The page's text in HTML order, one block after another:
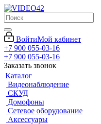
ВойтиМой кабинет
+7 900 055-03-16
+7 900 055-03-16
Заказать звонок
Каталог
Видеонаблюдение
СКУД
Домофоны
Сетевое оборудование
Аксессуары